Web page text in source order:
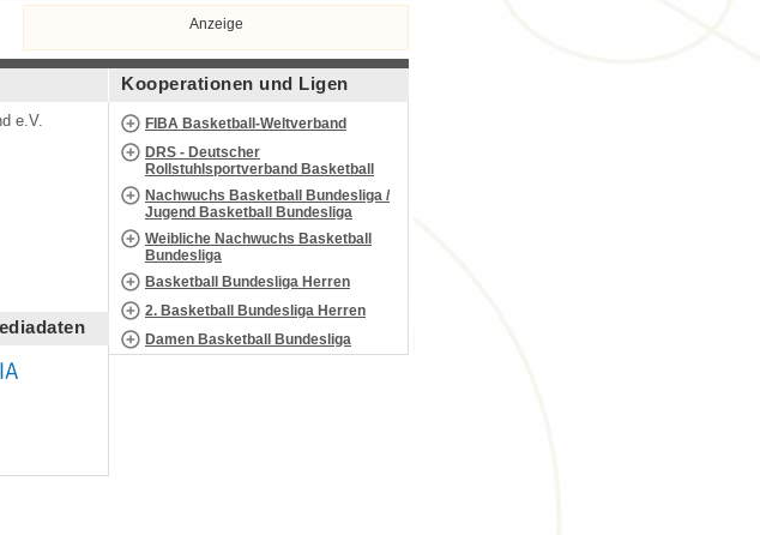
Anzeige
e.V.
Kooperationen und Ligen
FIBA Basketball-Weltverband
DRS - Deutscher
Rollstuhlsportverband Basketball
Nachwuchs Basketball Bundesliga /
Jugend Basketball Bundesliga
Weibliche Nachwuchs Basketball
Bundesliga
Basketball Bundesliga Herren
2. Basketball Bundesliga Herren
Damen Basketball Bundesliga